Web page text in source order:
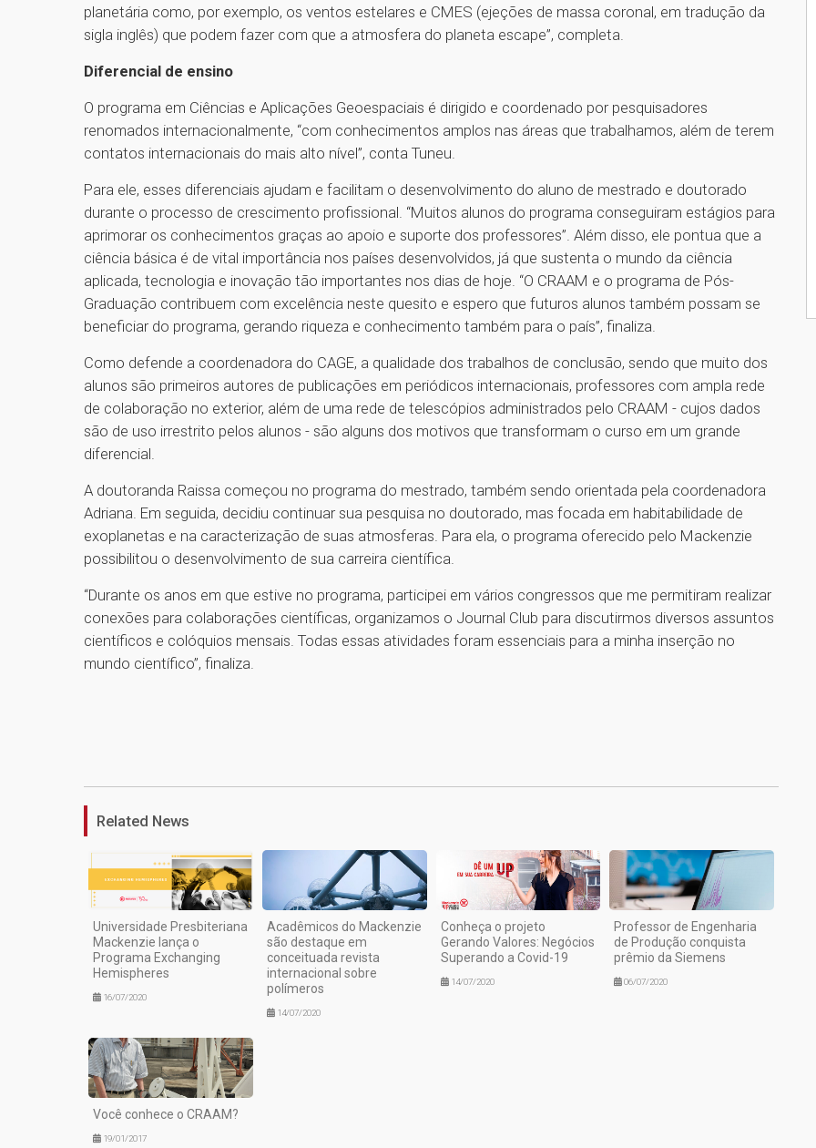
planetária como, por exemplo, os ventos estelares e CMES (ejeções de massa coronal, em tradução da
sigla inglês) que podem fazer com que a atmosfera do planeta escape”, completa.
Diferencial de ensino
O programa em Ciências e Aplicações Geoespaciais é dirigido e coordenado por pesquisadores
renomados internacionalmente, “com conhecimentos amplos nas áreas que trabalhamos, além de terem
contatos internacionais do mais alto nível”, conta Tuneu.
Para ele, esses diferenciais ajudam e facilitam o desenvolvimento do aluno de mestrado e doutorado
durante o processo de crescimento profissional. “Muitos alunos do programa conseguiram estágios para
aprimorar os conhecimentos graças ao apoio e suporte dos professores”. Além disso, ele pontua que a
ciência básica é de vital importância nos países desenvolvidos, já que sustenta o mundo da ciência
aplicada, tecnologia e inovação tão importantes nos dias de hoje. “O CRAAM e o programa de Pós-
Graduação contribuem com excelência neste quesito e espero que futuros alunos também possam se
beneficiar do programa, gerando riqueza e conhecimento também para o país”, finaliza.
Como defende a coordenadora do CAGE, a qualidade dos trabalhos de conclusão, sendo que muito dos
alunos são primeiros autores de publicações em periódicos internacionais, professores com ampla rede
de colaboração no exterior, além de uma rede de telescópios administrados pelo CRAAM - cujos dados
são de uso irrestrito pelos alunos - são alguns dos motivos que transformam o curso em um grande
diferencial.
A doutoranda Raissa começou no programa do mestrado, também sendo orientada pela coordenadora
Adriana. Em seguida, decidiu continuar sua pesquisa no doutorado, mas focada em habitabilidade de
exoplanetas e na caracterização de suas atmosferas. Para ela, o programa oferecido pelo Mackenzie
possibilitou o desenvolvimento de sua carreira científica.
“Durante os anos em que estive no programa, participei em vários congressos que me permitiram realizar
conexões para colaborações científicas, organizamos o Journal Club para discutirmos diversos assuntos
científicos e colóquios mensais. Todas essas atividades foram essenciais para a minha inserção no
mundo científico”, finaliza.
Related News
Universidade Presbiteriana
Mackenzie lança o
Programa Exchanging
Hemispheres
16/07/2020
Acadêmicos do Mackenzie
são destaque em
conceituada revista
internacional sobre
polímeros
14/07/2020
Conheça o projeto
Gerando Valores: Negócios
Superando a Covid-19
14/07/2020
Professor de Engenharia
de Produção conquista
prêmio da Siemens
06/07/2020
Você conhece o CRAAM?
19/01/2017